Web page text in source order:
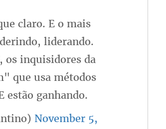
claro. E o mais
liderando.
os inquisidores da
que usa métodos
estão ganhando.
November 5,